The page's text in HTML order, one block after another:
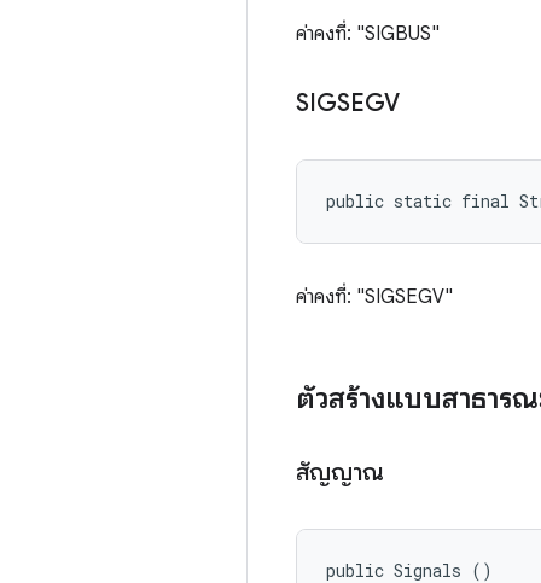
ค่าคงที่: "SIGBUS"
SIGSEGV
public static final
ค่าคงที่: "SIGSEGV"
ตัวสร้างแบบสาธาร
สัญญาณ
public Signals ()